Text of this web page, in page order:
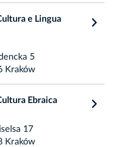
e Lingua
5
Kraków
Ebraica
17
Kraków